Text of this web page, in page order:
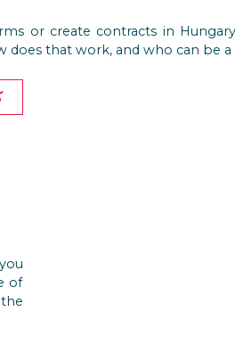
or create contracts in
does that work, and who can be a
of